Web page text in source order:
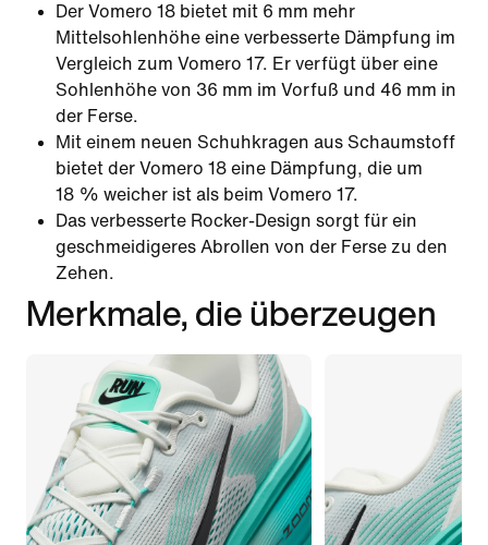
Der Vomero 18 bietet mit 6 mm mehr
Mittelsohlenhöhe eine verbesserte Dämpfung im
Vergleich zum Vomero 17. Er verfügt über eine
Sohlenhöhe von 36 mm im Vorfuß und 46 mm in
der Ferse.
Mit einem neuen Schuhkragen aus Schaumstoff
bietet der Vomero 18 eine Dämpfung, die um
18 % weicher ist als beim Vomero 17.
Das verbesserte Rocker-Design sorgt für ein
geschmeidigeres Abrollen von der Ferse zu den
Zehen.
Merkmale, die überzeugen